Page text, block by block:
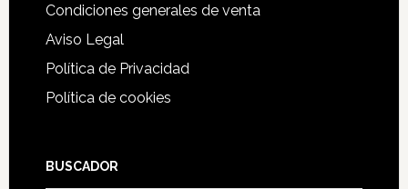
Condiciones generales de venta
Aviso Legal
Política de Privacidad
Política de cookies
BUSCADOR